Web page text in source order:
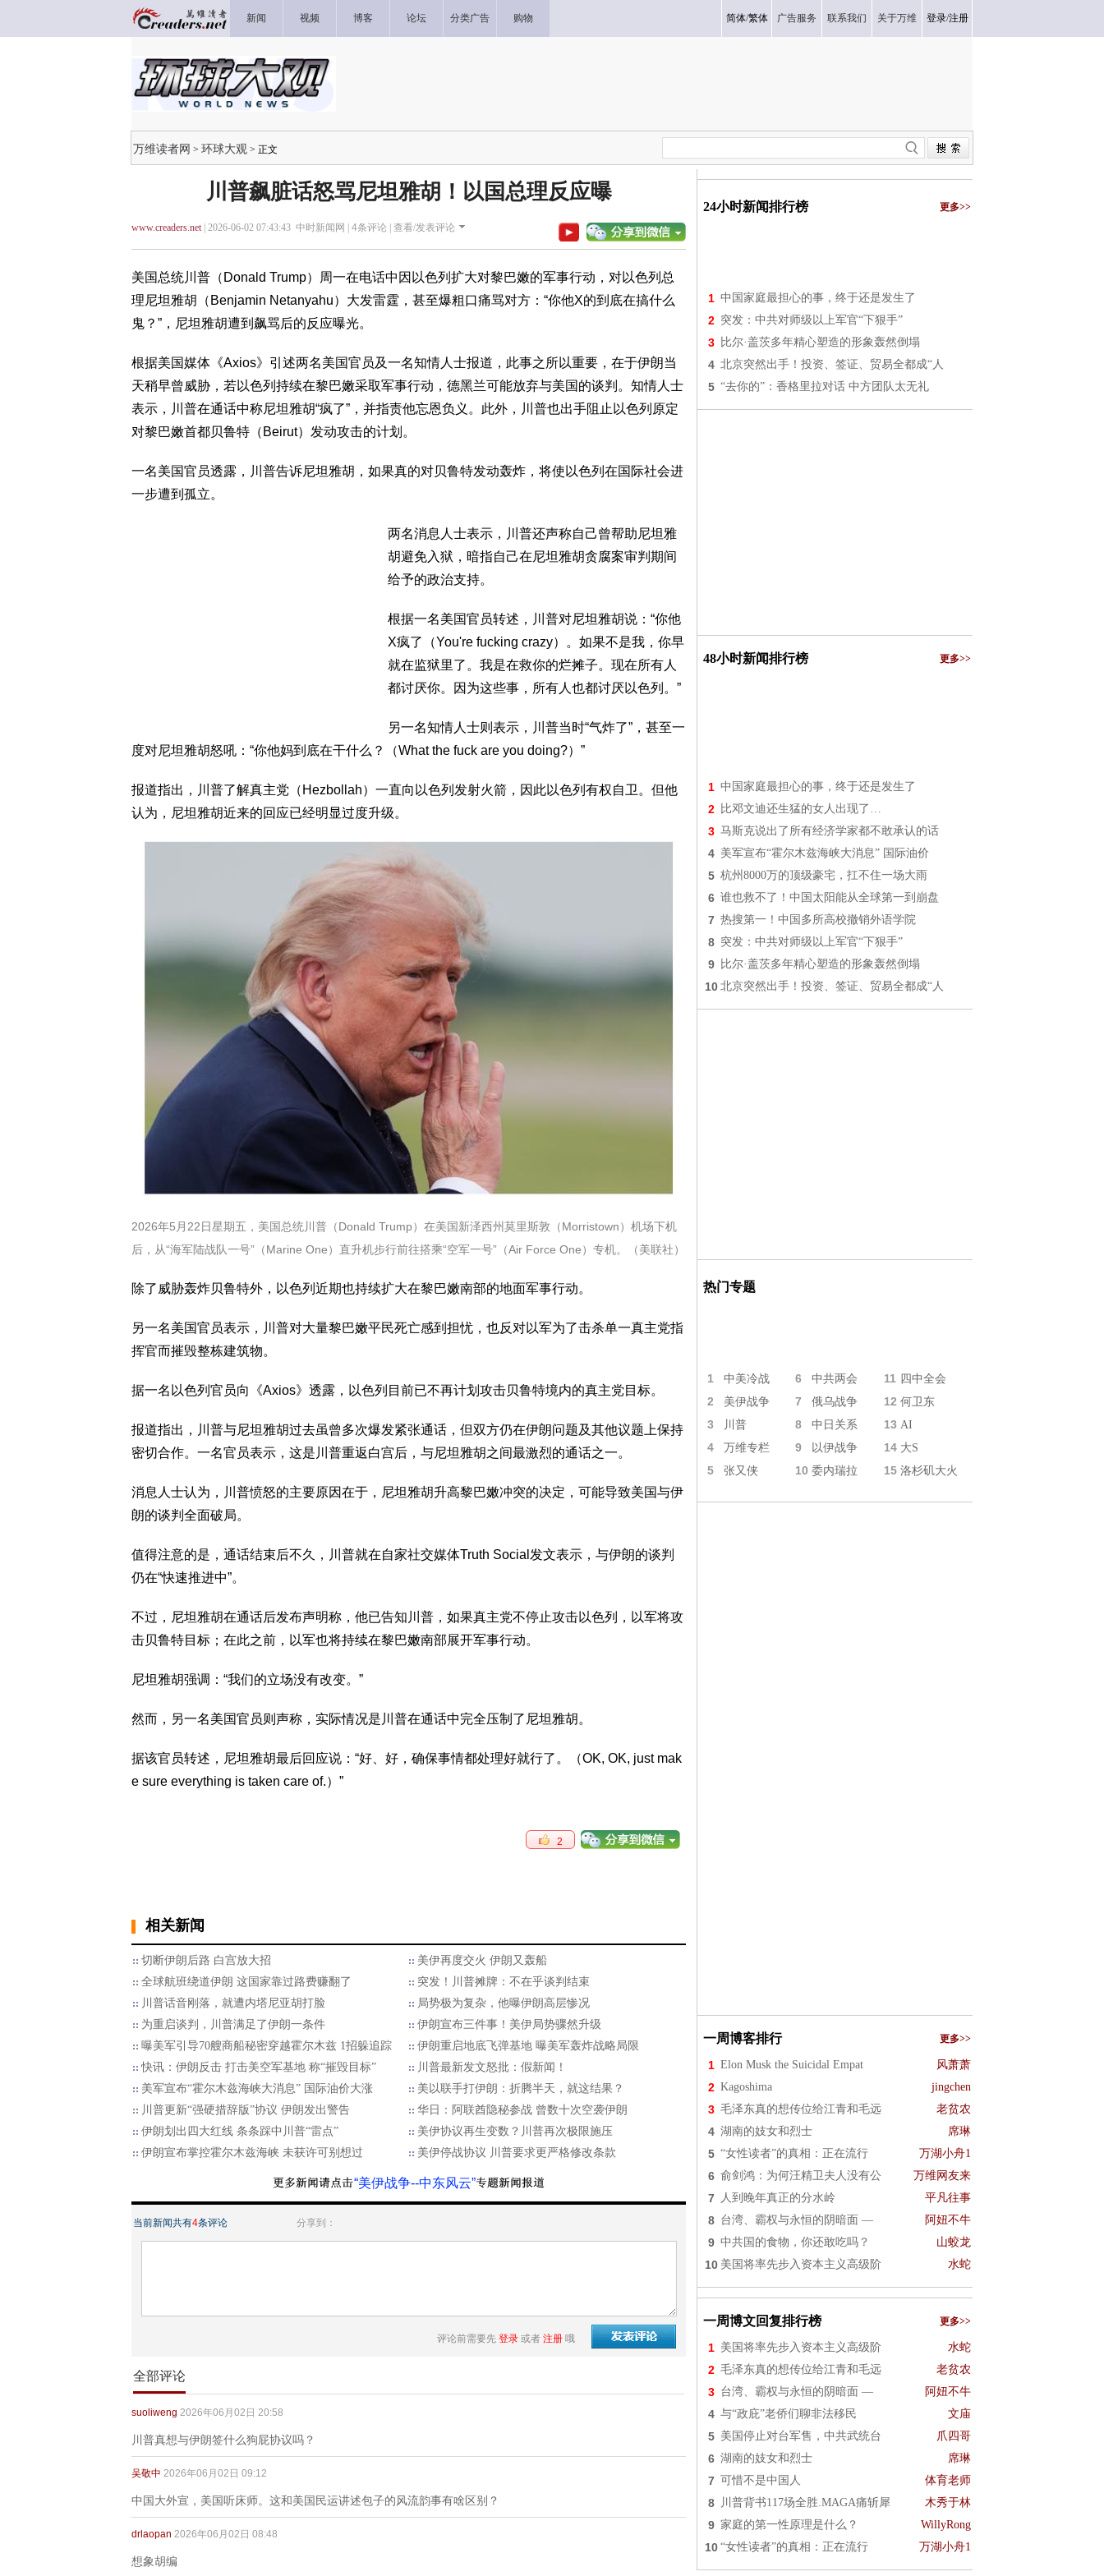
新闻 视频 博客 论坛 分类广告 购物 简体/繁体 广告服务 联系我们 关于万维 登录/注册
万维读者网 > 环球大观 > 正文
川普飙脏话怒骂尼坦雅胡！以国总理反应曝
www.creaders.net| 2026-06-02 07:43:43 中时新闻网 | 4条评论 | 查看/发表评论
美国总统川普（Donald Trump）周一在电话中因以色列扩大对黎巴嫩的军事行动，对以色列总
理尼坦雅胡（Benjamin Netanyahu）大发雷霆，甚至爆粗口痛骂对方：“你他X的到底在搞什么
鬼？”，尼坦雅胡遭到飙骂后的反应曝光。
根据美国媒体《Axios》引述两名美国官员及一名知情人士报道，此事之所以重要，在于伊朗当
天稍早曾威胁，若以色列持续在黎巴嫩采取军事行动，德黑兰可能放弃与美国的谈判。知情人士
表示，川普在通话中称尼坦雅胡“疯了”，并指责他忘恩负义。此外，川普也出手阻止以色列原定
对黎巴嫩首都贝鲁特（Beirut）发动攻击的计划。
一名美国官员透露，川普告诉尼坦雅胡，如果真的对贝鲁特发动轰炸，将使以色列在国际社会进
一步遭到孤立。
两名消息人士表示，川普还声称自己曾帮助尼坦雅
胡避免入狱，暗指自己在尼坦雅胡贪腐案审判期间
给予的政治支持。
根据一名美国官员转述，川普对尼坦雅胡说：“你他
X疯了（You're fucking crazy）。如果不是我，你早
就在监狱里了。我是在救你的烂摊子。现在所有人
都讨厌你。因为这些事，所有人也都讨厌以色列。”
另一名知情人士则表示，川普当时“气炸了”，甚至一
度对尼坦雅胡怒吼：“你他妈到底在干什么？（What the fuck are you doing?）”
报道指出，川普了解真主党（Hezbollah）一直向以色列发射火箭，因此以色列有权自卫。但他
认为，尼坦雅胡近来的回应已经明显过度升级。
2026年5月22日星期五，美国总统川普（Donald Trump）在美国新泽西州莫里斯敦（Morristown）机场下机
后，从“海军陆战队一号”（Marine One）直升机步行前往搭乘“空军一号”（Air Force One）专机。（美联社）
除了威胁轰炸贝鲁特外，以色列近期也持续扩大在黎巴嫩南部的地面军事行动。
另一名美国官员表示，川普对大量黎巴嫩平民死亡感到担忧，也反对以军为了击杀单一真主党指
挥官而摧毁整栋建筑物。
据一名以色列官员向《Axios》透露，以色列目前已不再计划攻击贝鲁特境内的真主党目标。
报道指出，川普与尼坦雅胡过去虽曾多次爆发紧张通话，但双方仍在伊朗问题及其他议题上保持
密切合作。一名官员表示，这是川普重返白宫后，与尼坦雅胡之间最激烈的通话之一。
消息人士认为，川普愤怒的主要原因在于，尼坦雅胡升高黎巴嫩冲突的决定，可能导致美国与伊
朗的谈判全面破局。
值得注意的是，通话结束后不久，川普就在自家社交媒体Truth Social发文表示，与伊朗的谈判
仍在“快速推进中”。
不过，尼坦雅胡在通话后发布声明称，他已告知川普，如果真主党不停止攻击以色列，以军将攻
击贝鲁特目标；在此之前，以军也将持续在黎巴嫩南部展开军事行动。
尼坦雅胡强调：“我们的立场没有改变。”
然而，另一名美国官员则声称，实际情况是川普在通话中完全压制了尼坦雅胡。
据该官员转述，尼坦雅胡最后回应说：“好、好，确保事情都处理好就行了。（OK, OK, just mak
e sure everything is taken care of.）”
2
相关新闻
切断伊朗后路 白宫放大招
美伊再度交火 伊朗又轰船
全球航班绕道伊朗 这国家靠过路费赚翻了
突发！川普摊牌：不在乎谈判结束
川普话音刚落，就遭内塔尼亚胡打脸
局势极为复杂，他曝伊朗高层惨况
为重启谈判，川普满足了伊朗一条件
伊朗宣布三件事！美伊局势骤然升级
曝美军引导70艘商船秘密穿越霍尔木兹 1招躲追踪
伊朗重启地底飞弹基地 曝美军轰炸战略局限
快讯：伊朗反击 打击美空军基地 称“摧毁目标”
川普最新发文怒批：假新闻！
美军宣布“霍尔木兹海峡大消息” 国际油价大涨
美以联手打伊朗：折腾半天，就这结果？
川普更新“强硬措辞版”协议 伊朗发出警告
华日：阿联酋隐秘参战 曾数十次空袭伊朗
伊朗划出四大红线 条条踩中川普“雷点”
美伊协议再生变数？川普再次极限施压
伊朗宣布掌控霍尔木兹海峡 未获许可别想过
美伊停战协议 川普要求更严格修改条款
“美伊战争--中东风云”
当前新闻共有4条评论 分享到：
评论前需要先 登录 或者 注册 哦
全部评论
suoliweng 2026年06月02日 20:58
川普真想与伊朗签什么狗屁协议吗？
吴敬中 2026年06月02日 09:12
中国大外宣，美国听床师。这和美国民运讲述包子的风流韵事有啥区别？
drlaopan 2026年06月02日 08:48
想象胡编
24小时新闻排行榜 更多>>
1 中国家庭最担心的事，终于还是发生了
2 突发：中共对师级以上军官“下狠手”
3 比尔·盖茨多年精心塑造的形象轰然倒塌
4 北京突然出手！投资、签证、贸易全都成“人
5 “去你的”：香格里拉对话 中方团队太无礼
48小时新闻排行榜 更多>>
1 中国家庭最担心的事，终于还是发生了
2 比邓文迪还生猛的女人出现了…
3 马斯克说出了所有经济学家都不敢承认的话
4 美军宣布“霍尔木兹海峡大消息” 国际油价
5 杭州8000万的顶级豪宅，扛不住一场大雨
6 谁也救不了！中国太阳能从全球第一到崩盘
7 热搜第一！中国多所高校撤销外语学院
8 突发：中共对师级以上军官“下狠手”
9 比尔·盖茨多年精心塑造的形象轰然倒塌
10 北京突然出手！投资、签证、贸易全都成“人
热门专题
1 中美冷战 6 中共两会 11 四中全会
2 美伊战争 7 俄乌战争 12 何卫东
3 川普 8 中日关系 13 AI
4 万维专栏 9 以伊战争 14 大S
5 张又侠 10 委内瑞拉 15 洛杉矶大火
一周博客排行 更多>>
1 Elon Musk the Suicidal Empat 风萧萧
2 Kagoshima jingchen
3 毛泽东真的想传位给江青和毛远 老贫农
4 湖南的妓女和烈士 席琳
5 “女性读者”的真相：正在流行 万湖小舟1
6 俞剑鸿：为何汪精卫夫人没有公 万维网友来
7 人到晚年真正的分水岭 平凡往事
8 台湾、霸权与永恒的阴暗面 — 阿妞不牛
9 中共国的食物，你还敢吃吗？ 山蛟龙
10 美国将率先步入资本主义高级阶 水蛇
一周博文回复排行榜 更多>>
1 美国将率先步入资本主义高级阶 水蛇
2 毛泽东真的想传位给江青和毛远 老贫农
3 台湾、霸权与永恒的阴暗面 — 阿妞不牛
4 与“政庇”老侨们聊非法移民 文庙
5 美国停止对台军售，中共武统台 爪四哥
6 湖南的妓女和烈士 席琳
7 可惜不是中国人 体育老师
8 川普背书117场全胜.MAGA痛斩犀 木秀于林
9 家庭的第一性原理是什么？ WillyRong
10 “女性读者”的真相：正在流行 万湖小舟1